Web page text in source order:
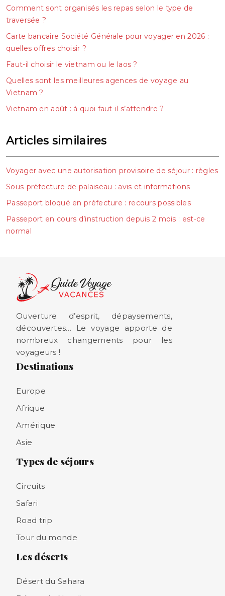
Comment sont organisés les repas selon le type de
traversée ?
Carte bancaire Société Générale pour voyager en 2026 :
quelles offres choisir ?
Faut-il choisir le vietnam ou le laos ?
Quelles sont les meilleures agences de voyage au
Vietnam ?
Vietnam en août : à quoi faut-il s’attendre ?
Articles similaires
Voyager avec une autorisation provisoire de séjour : règles
Sous-préfecture de palaiseau : avis et informations
Passeport bloqué en préfecture : recours possibles
Passeport en cours d’instruction depuis 2 mois : est-ce
normal
Ouverture d’esprit, dépaysements,
découvertes… Le voyage apporte de
nombreux changements pour les
voyageurs !
Destinations
Europe
Afrique
Amérique
Asie
Types de séjours
Circuits
Safari
Road trip
Tour du monde
Les déserts
Désert du Sahara